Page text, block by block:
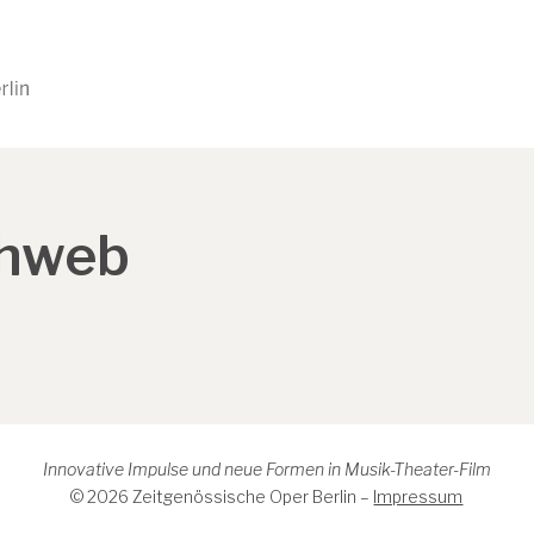
Innovative Impulse und neue Formen in Musik-Theater-Film
© 2026 Zeitgenössische Oper Berlin – Impressum